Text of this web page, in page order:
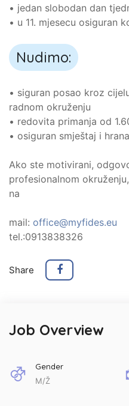
• jedan slobodan dan
• u 11. mjesecu osiguran
Nudimo:
• siguran posao kroz
radnom okruženju
• redovita primanja od
• osiguran smještaj i hrana
Ako ste motivirani,
profesionalnom
na
mail: office@myfides.eu
tel.:0913838326
Share
Job Overview
Gender
M/Ž